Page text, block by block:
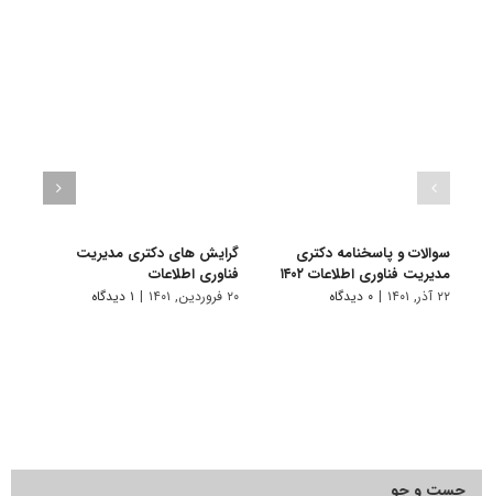
سوالات و پاسخنامه دکتری
مدیریت فناوری اطلاعات ۱۴۰۲
۲۲ آذر, ۱۴۰۱ | ۰ دیدگاه
گرایش های دکتری ﻣﺪﻳﺮﻳﺖ
ﻓﻨﺎوری اطلاعات
۲۰ فروردین, ۱۴۰۱ | ۱ دیدگاه
جست و جو